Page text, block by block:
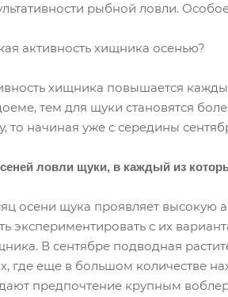
рыбной ловли.
активность хищника осенью?
хищника повышается
тем для щуки становятся
то начиная уже с середины
ловли щуки, в каждый из
осени щука проявляет высокую
экспериментировать с их
В сентябре подводная
где еще в большом количестве
предпочтение крупным